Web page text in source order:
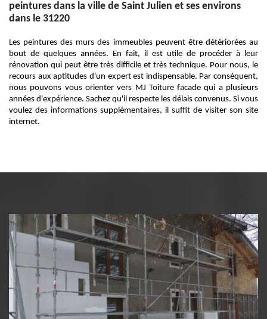
peintures dans la ville de Saint Julien et ses environs
dans le 31220
Les peintures des murs des immeubles peuvent être détériorées au
bout de quelques années. En fait, il est utile de procéder à leur
rénovation qui peut être très difficile et très technique. Pour nous, le
recours aux aptitudes d'un expert est indispensable. Par conséquent,
nous pouvons vous orienter vers MJ Toiture facade qui a plusieurs
années d'expérience. Sachez qu'il respecte les délais convenus. Si vous
voulez des informations supplémentaires, il suffit de visiter son site
internet.